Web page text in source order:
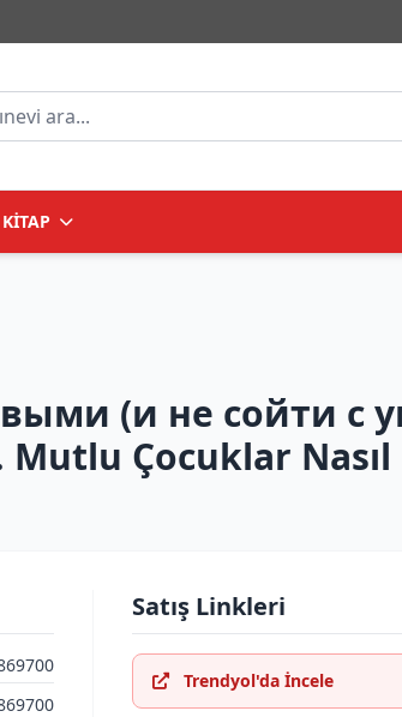
(и не сойти с
Çocuklar Nasıl
Satış Linkleri
Trendyol'da İncele